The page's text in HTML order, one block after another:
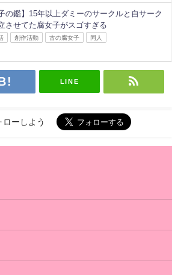
の鑑】15年以上ダミーのサークルと自サーク
させてた腐女子がスゴすぎる
創作活動 古の腐女子 同人
LINE
ーしよう